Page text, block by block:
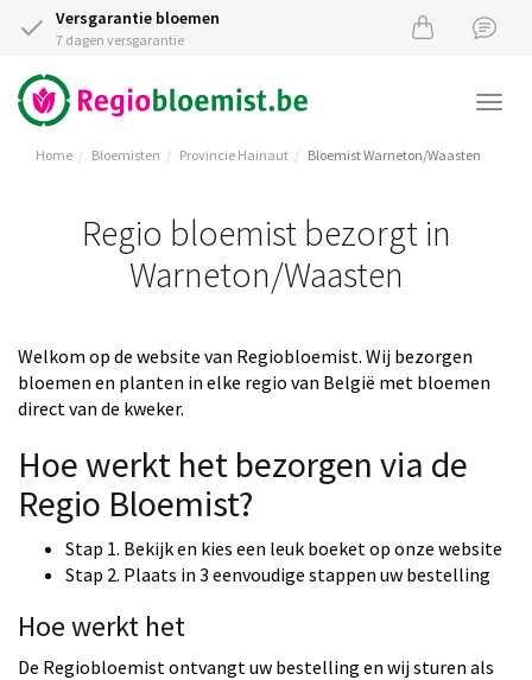
Versgarantie bloemen
7 dagen versgarantie
Home Bloemisten Provincie Hainaut Bloemist Warneton/Waasten
Regio bloemist bezorgt in
Warneton/Waasten
Welkom op de website van Regiobloemist. Wij bezorgen
bloemen en planten in elke regio van België met bloemen
direct van de kweker.
Hoe werkt het bezorgen via de
Regio Bloemist?
Stap 1. Bekijk en kies een leuk boeket op onze website
Stap 2. Plaats in 3 eenvoudige stappen uw bestelling
Hoe werkt het
De Regiobloemist ontvangt uw bestelling en wij sturen als